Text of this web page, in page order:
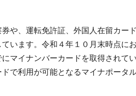
や、運転免許証、外国人在留カー
います。令和４年１０月末時点に
マイナンバーカードを取得されて
で利用が可能となるマイナポータ